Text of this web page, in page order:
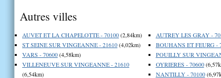
Autres villes
AUVET ET LA CHAPELOTTE - 70100(2,84km)
ST SEINE SUR VINGEANNE - 21610(4,02km)
VARS - 70600(4,58km)
VILLENEUVE SUR VINGEANNE - 21610
(6,54km)
AUTREY LES GRAY -
BOUHANS ET FEURG -
POUILLY SUR
OYRIERES - 70600
NANTILLY - 70100